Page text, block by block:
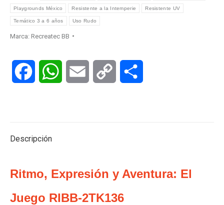
Playgrounds México Resistente a la Intemperie Resistente UV
Temático 3 a 6 años Uso Rudo
Marca: Recreatec BB
Facebook WhatsAppEmail Copy
Descripción
Ritmo, Expresión y Aventura: El
Juego RIBB-2TK136